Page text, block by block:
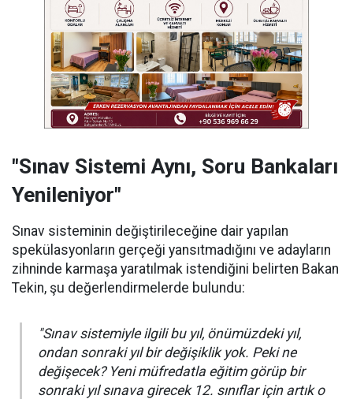
"Sınav Sistemi Aynı, Soru Bankaları
Yenileniyor"
Sınav sisteminin değiştirileceğine dair yapılan
spekülasyonların gerçeği yansıtmadığını ve adayların
zihninde karmaşa yaratılmak istendiğini belirten Bakan
Tekin, şu değerlendirmelerde bulundu:
"Sınav sistemiyle ilgili bu yıl, önümüzdeki yıl,
ondan sonraki yıl bir değişiklik yok. Peki ne
değişecek? Yeni müfredatla eğitim görüp bir
sonraki yıl sınava girecek 12. sınıflar için artık o